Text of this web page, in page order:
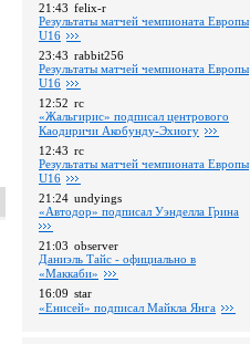
21:43 felix-r
Pезультаты матчей чемпионата Европы
U16
23:43 rabbit256
Pезультаты матчей чемпионата Европы
U16
12:52 rc
«Жальгирис» подписал центрового
Каодиричи Акобунду-Эхиогу
12:43 rc
Pезультаты матчей чемпионата Европы
U16
21:24 undyings
«Автодор» подписал Уэнделла Грина
21:03 observer
Даниэль Тайс - официально в
«Маккаби»
16:09 star
«Енисей» подписал Майкла Янга